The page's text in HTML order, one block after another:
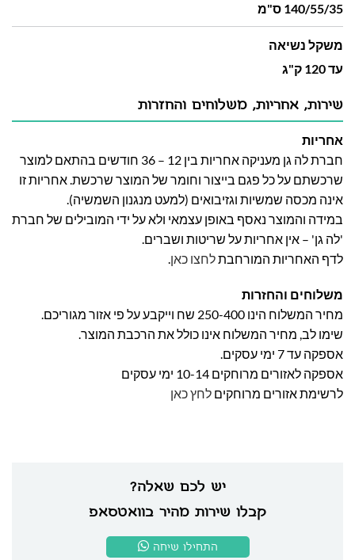
140/55/35 ס"מ
משקל נשיאה
עד 120 ק"ג
יש לכם שאלה?
קבלו שירות מהיר בוואטסאפ
התחילו שיחה
שירות, אחריות, משלוחים והחזרות
אחריות
חברת לה גן מעניקה אחריות בין 12 – 36 חודשים בהתאם למוצר
שרכשתם על כל פגם בייצור וחומר של המוצר שרכשת. אחריות זו
אינה מכסה שמשיות וגזיבואים (למעט מנגנון השמשיה).
במידה והמוצר נאסף באופן עצמאי ולא על ידי המובילים של חברת
'לה גן' – אין אחריות על שריטות ושברים.
לדף האחריות המורחבתלחצו כאן.
משלוחים והחזרות
מחיר המשלוח הינו 250-400 שח וייקבע על פי אזור מגוריכם.
שימו לב, מחיר המשלוח אינו כולל את הרכבת המוצר.
אספקה עד 7 ימי עסקים.
אספקה לאזורים מרוחקים 10-14 ימי עסקים
לרשימת אזורים מרוחקים לחץ כאן